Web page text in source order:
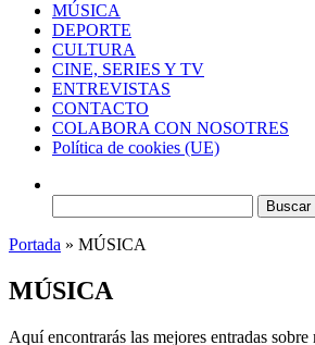
MÚSICA
DEPORTE
CULTURA
CINE, SERIES Y TV
ENTREVISTAS
CONTACTO
COLABORA CON NOSOTRES
Política de cookies (UE)
Portada » MÚSICA
MÚSICA
Aquí encontrarás las mejores entradas